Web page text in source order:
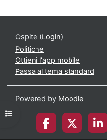
Apri indice del corso
Ospite (Login)
Politiche
Ottieni l'app mobile
Passa al tema standard
Powered by Moodle